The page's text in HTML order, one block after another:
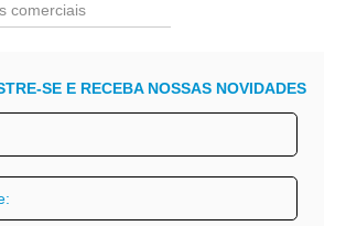
comerciais
SE E RECEBA NOSSAS NOVIDADES